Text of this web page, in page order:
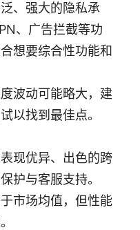
、强大的隐私承
、广告拦截等功
想要综合性功能和
波动可能略大，建
以找到最佳点。
现优异、出色的跨
护与客服支持。
市场均值，但性能